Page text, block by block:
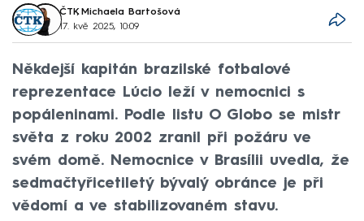
ČTK, Michaela Bartošová
17. kvě 2025, 10:09
Někdejší kapitán brazilské fotbalové
reprezentace Lúcio leží v nemocnici s
popáleninami. Podle listu O Globo se mistr
světa z roku 2002 zranil při požáru ve
svém domě. Nemocnice v Brasílii uvedla, že
sedmačtyřicetiletý bývalý obránce je při
vědomí a ve stabilizovaném stavu.